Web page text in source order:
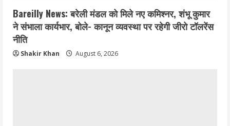
Bareilly News: बरेली मंडल को मिले नए कमिश्नर, शंभू कुमार
ने संभाला कार्यभार, बोले- कानून व्यवस्था पर रहेगी जीरो टॉलरेंस
नीति
Shakir Khan August 6, 2026